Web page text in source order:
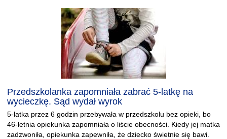
Przedszkolanka zapomniała zabrać 5-latkę na
wycieczkę. Sąd wydał wyrok
5-latka przez 6 godzin przebywała w przedszkolu bez opieki, bo
46-letnia opiekunka zapomniała o liście obecności. Kiedy jej matka
zadzwoniła, opiekunka zapewniła, że dziecko świetnie się bawi.